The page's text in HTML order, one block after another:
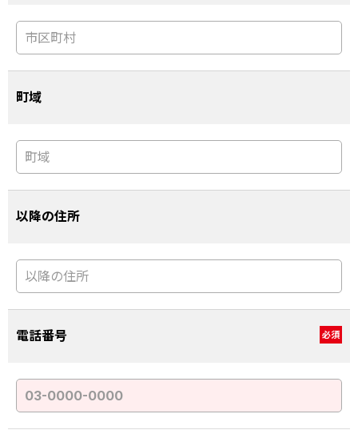
町域
以降の住所
電話番号 必須